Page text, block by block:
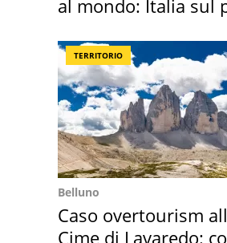
al mondo: Italia sul
TERRITORIO
Belluno
Caso overtourism
Cime di Lavaredo: